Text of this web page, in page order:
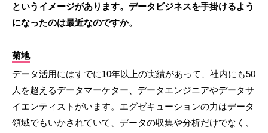
というイメージがあります。データビジネスを手掛けるよう
になったのは最近なのですか。
菊地
データ活用にはすでに10年以上の実績があって、社内にも50
人を超えるデータマーケター、データエンジニアやデータサ
イエンティストがいます。エグゼキューションの力はデータ
領域でもいかされていて、データの収集や分析だけでなく、